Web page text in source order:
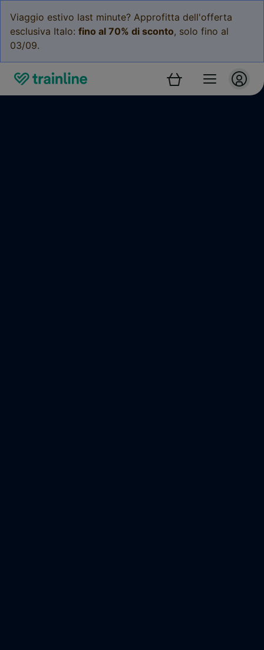
Viaggio estivo last minute? Approfitta dell'offerta
esclusiva Italo: fino al 70% di sconto, solo fino al
03/09.